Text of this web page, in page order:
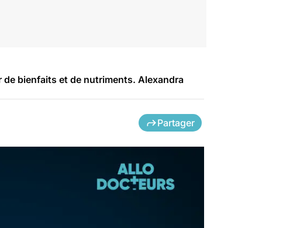
bienfaits et de nutriments. Alexandra
Partager